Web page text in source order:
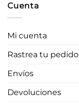
Cuenta
Mi cuenta
Rastrea tu pedido
Envíos
Devoluciones